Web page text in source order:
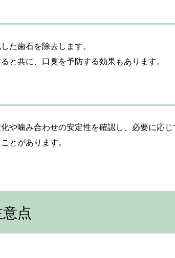
た歯石を除去します。
と共に、口臭を予防する効果もあります。
噛み合わせの安定性を確認し、必要に応じ
とがあります。
点